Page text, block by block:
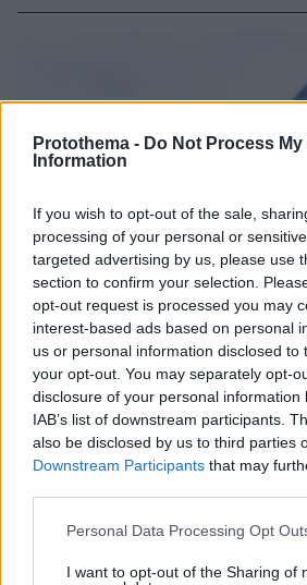
Protothema - Do Not Process My
Information
If you wish to opt-out of the sale,
processing of your personal or
targeted advertising by us, please use
section to confirm your selection.
opt-out request is processed you may
interest-based ads based on personal
us or personal information disclosed to
your opt-out. You may separately opt-
disclosure of your personal information
IAB’s list of downstream participants.
also be disclosed by us to third parties
Downstream Participants that may
Please note that this website/app uses
not limited to your visit or usage
Personal Data Processing Opt
I want to opt-out of the Sharing of
Axios: Τι είπαν στον Τραμπ οι ηγέτες
προγραμματισμένη για σήμερα
19.05.2026, 06:56